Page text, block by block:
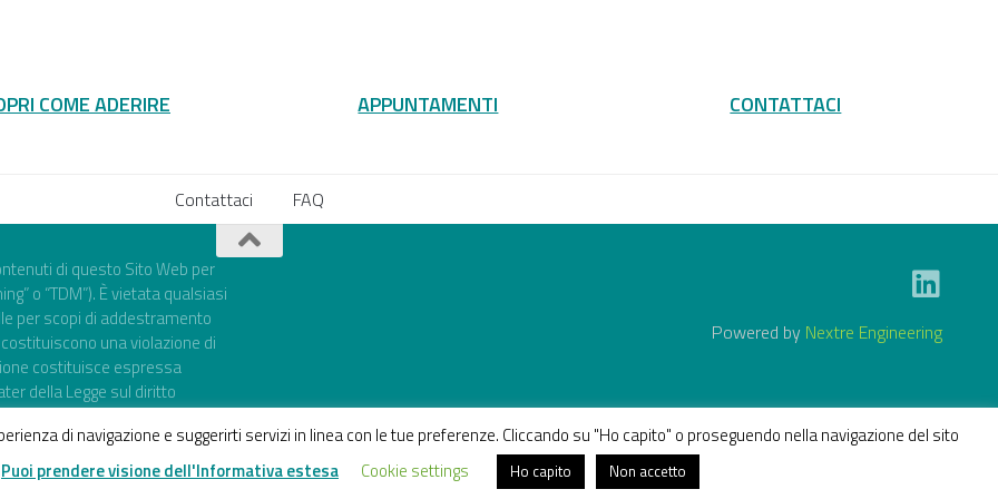
COME ADERIRE APPUNTAMENTI CONTATTACI
Contattaci FAQ
di questo Sito Web per
o “TDM”). È vietata qualsiasi
per scopi di addestramento
una violazione di
costituisce espressa
della Legge sul diritto
UE 2024/1689 (AI
Powered by Nextre Engineering
di navigazione e suggerirti servizi in linea con le tue preferenze. Cliccando su "Ho capito" o proseguendo nella navigazione del sito
Puoi prendere visione dell'Informativa estesa Cookie settings Ho capito Non accetto